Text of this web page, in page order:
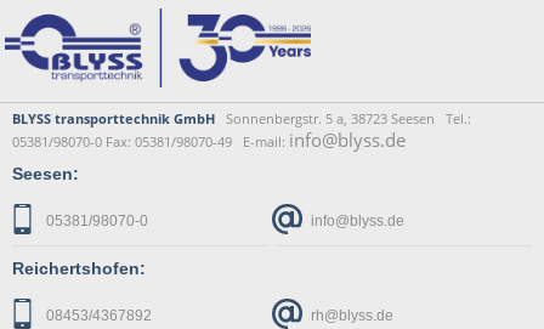
BLYSS transporttechnik GmbH Sonnenbergstr. 5 a, 38723 Seesen Tel.:
05381/98070-0 Fax: 05381/98070-49 E-mail: info@blyss.de
Seesen:
05381/98070-0 info@blyss.de
Reichertshofen:
08453/4367892 rh@blyss.de